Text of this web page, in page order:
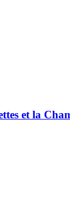
et la